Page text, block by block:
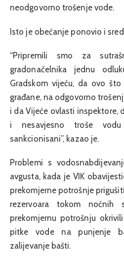
neodgovorno trošenje vode.
Isto je obećanje ponovio i
“Pripremili smo za
gradonačelnika jednu
Gradskom vijeću, da ovo
građane, na odgovorno
i da Vijeće ovlasti inspektore,
i nesavjesno troše
sankcionisani”, kazao je.
Problemi s
avgusta, kada je VIK
prekomjerne potrošnje
rezervoara tokom
prekomjernu potrošnju
pitke vode na punjenje
zalijevanje bašti.